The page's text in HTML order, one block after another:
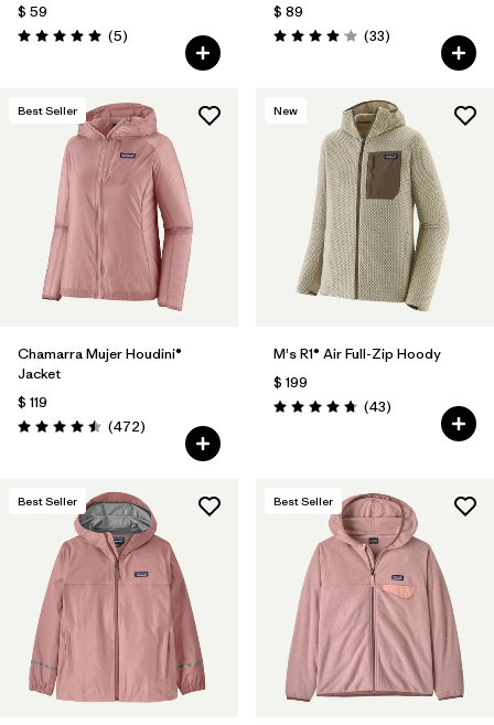
$ 59
Valoración: 5.0 / 5
(5Comentarios
)
$ 89
Valoración: 4.0 / 5
(33Comentarios
)
Best Seller
Chamarra Mujer Houdini®
Jacket
$ 119
Valoración: 4.5 / 5
(472Comentarios
)
New
M's R1® Air Full-Zip Hoody
$ 199
Valoración: 4.7 / 5
(43Comentarios
)
Best Seller Best Seller